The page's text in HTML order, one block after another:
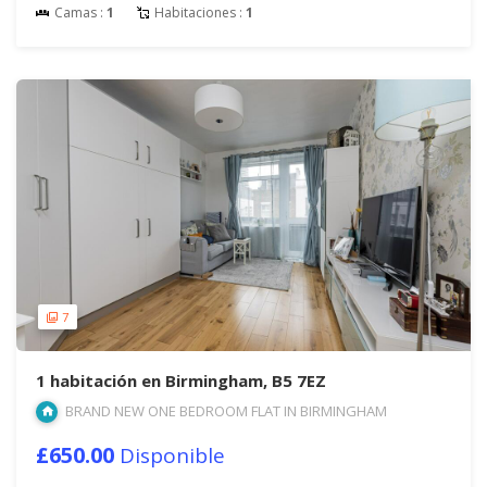
Camas : 1 Habitaciones : 1
7
1 habitación en Birmingham, B5 7EZ
BRAND NEW ONE BEDROOM FLAT IN BIRMINGHAM
£650.00 Disponible